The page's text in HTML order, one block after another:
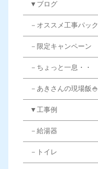
▼ブログ
－オススメ工事パック
－限定キャンペーン
－ちょっと一息・・
－あきさんの現場飯🍚
▼工事例
－給湯器
－トイレ